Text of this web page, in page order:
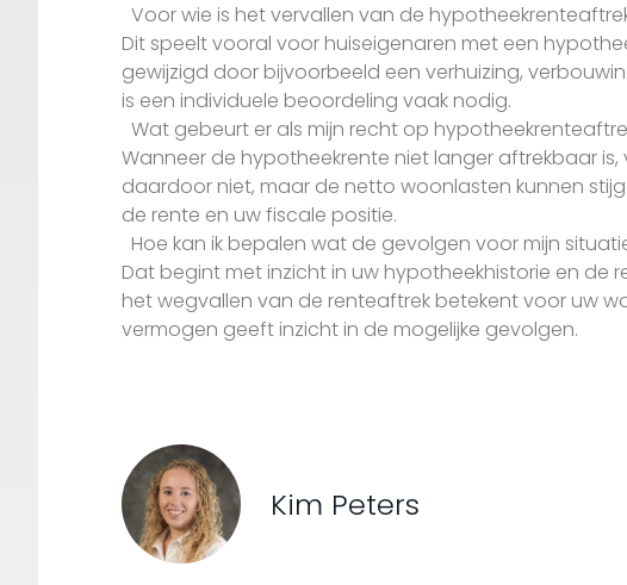
Voor wie is het vervallen van de
Dit speelt vooral voor huiseigenaren met een
gewijzigd door bijvoorbeeld een verhuizing,
is een individuele beoordeling vaak nodig.
Wat gebeurt er als mijn recht op
Wanneer de hypotheekrente niet langer aftrekbaar
daardoor niet, maar de netto woonlasten kunnen
de rente en uw fiscale positie.
Hoe kan ik bepalen wat de gevolgen voor mijn
Dat begint met inzicht in uw hypotheekhistorie en de
het wegvallen van de renteaftrek betekent voor uw
vermogen geeft inzicht in de mogelijke gevolgen.
Kim Peters